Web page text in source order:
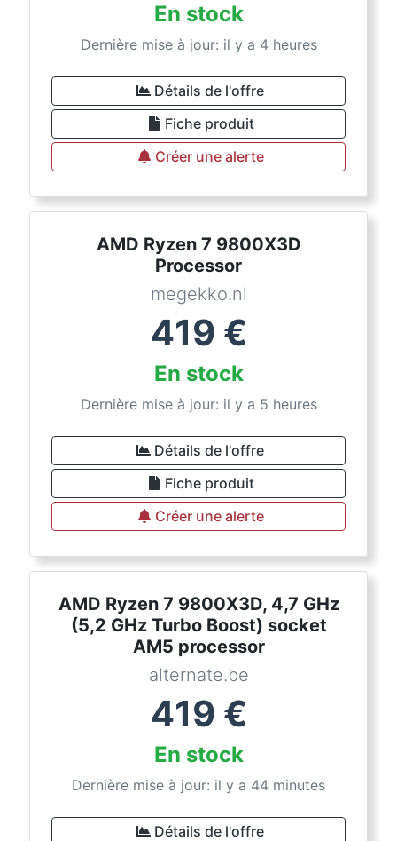
En stock
Dernière mise à jour: il y a 4 heures
Détails de l'offre
Fiche produit
Créer une alerte
AMD Ryzen 7 9800X3D
Processor
megekko.nl
419 €
En stock
Dernière mise à jour: il y a 5 heures
Détails de l'offre
Fiche produit
Créer une alerte
AMD Ryzen 7 9800X3D, 4,7 GHz
(5,2 GHz Turbo Boost) socket
AM5 processor
alternate.be
419 €
En stock
Dernière mise à jour: il y a 44 minutes
Détails de l'offre